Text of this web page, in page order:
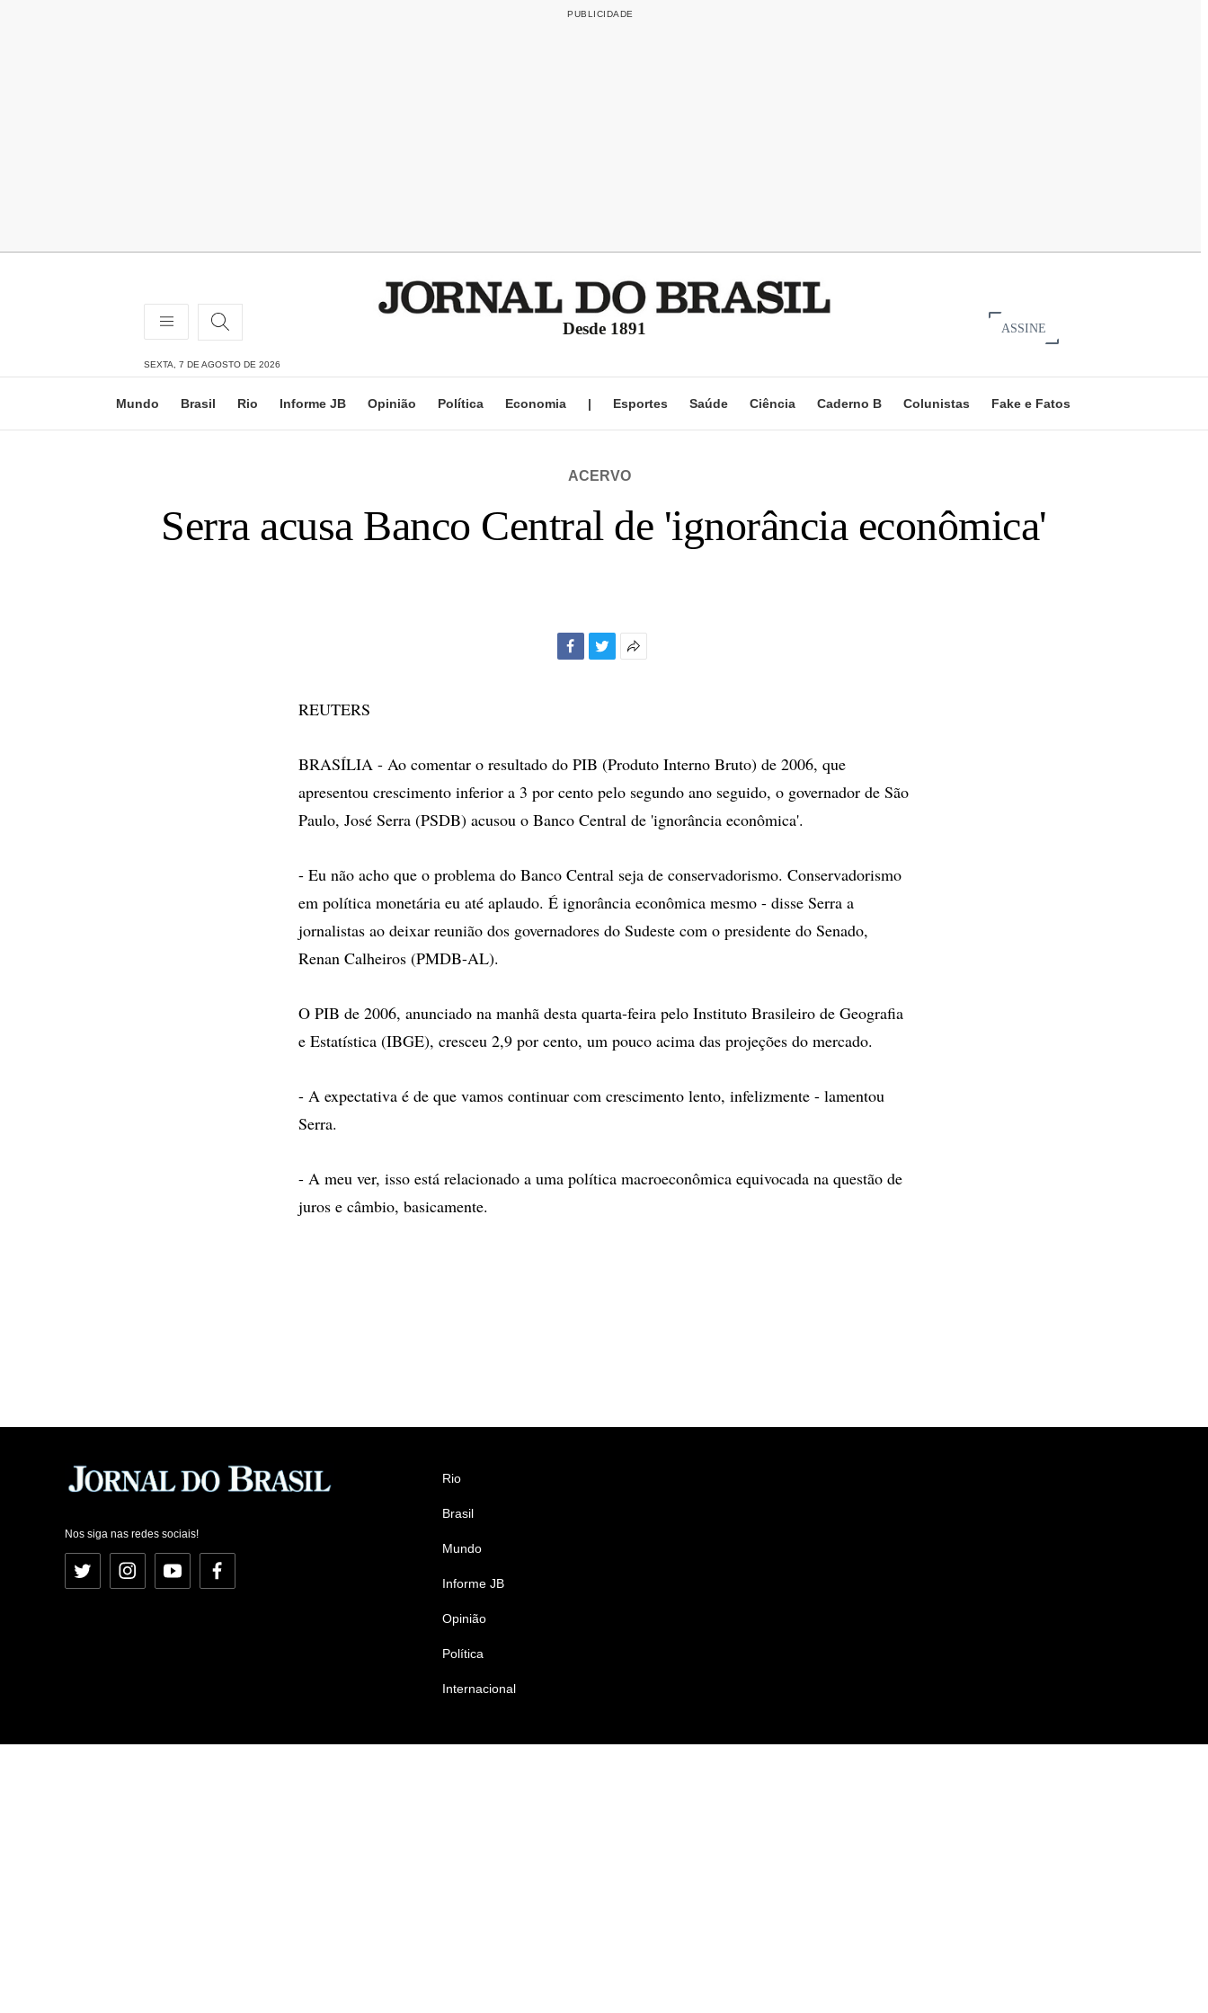
Desde 1891 ASSINE
SEXTA, 7 DE AGOSTO DE 2026
Mundo Brasil Rio Informe JB Opinião Política Economia | Esportes Saúde Ciência Caderno B Colunistas Fake e Fatos
ACERVO
Serra acusa Banco Central de 'ignorância econômica'
REUTERS
BRASÍLIA - Ao comentar o resultado do PIB (Produto Interno Bruto) de 2006, que
apresentou crescimento inferior a 3 por cento pelo segundo ano seguido, o governador de São
Paulo, José Serra (PSDB) acusou o Banco Central de 'ignorância econômica'.
- Eu não acho que o problema do Banco Central seja de conservadorismo. Conservadorismo
em política monetária eu até aplaudo. É ignorância econômica mesmo - disse Serra a
jornalistas ao deixar reunião dos governadores do Sudeste com o presidente do Senado,
Renan Calheiros (PMDB-AL).
O PIB de 2006, anunciado na manhã desta quarta-feira pelo Instituto Brasileiro de Geografia
e Estatística (IBGE), cresceu 2,9 por cento, um pouco acima das projeções do mercado.
- A expectativa é de que vamos continuar com crescimento lento, infelizmente - lamentou
Serra.
- A meu ver, isso está relacionado a uma política macroeconômica equivocada na questão de
juros e câmbio, basicamente.
Nos siga nas redes sociais!
Twitter InstagramYouTubeFacebook
Rio
Brasil
Mundo
Informe JB
Opinião
Política
Internacional